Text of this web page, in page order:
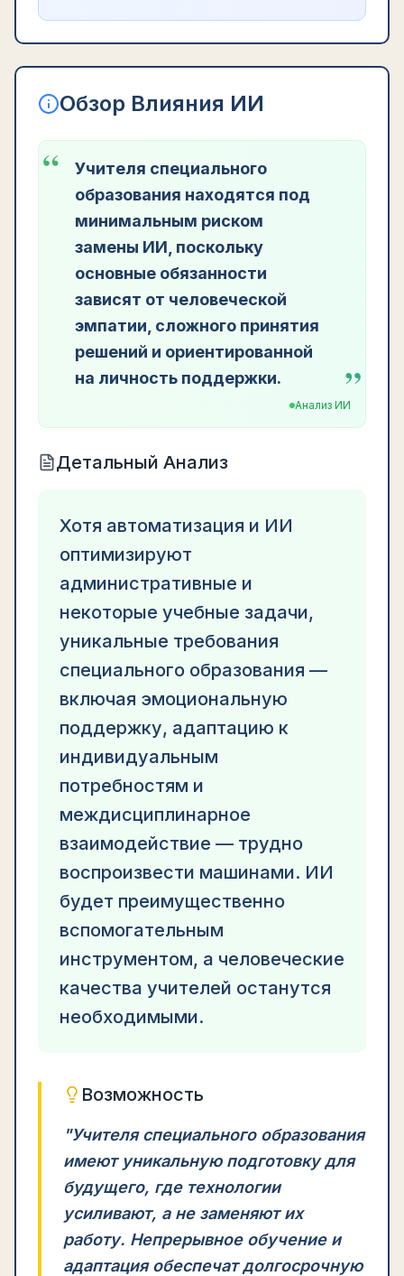
Обзор Влияния ИИ
“
Учителя специального
образования находятся под
минимальным риском
замены ИИ, поскольку
основные обязанности
зависят от человеческой
эмпатии, сложного принятия
решений и ориентированной
на личность поддержки.
”
Анализ ИИ
Детальный Анализ
Хотя автоматизация и ИИ
оптимизируют
административные и
некоторые учебные задачи,
уникальные требования
специального образования —
включая эмоциональную
поддержку, адаптацию к
индивидуальным
потребностям и
междисциплинарное
взаимодействие — трудно
воспроизвести машинами. ИИ
будет преимущественно
вспомогательным
инструментом, а человеческие
качества учителей останутся
необходимыми.
Возможность
"Учителя специального образования
имеют уникальную подготовку для
будущего, где технологии
усиливают, а не заменяют их
работу. Непрерывное обучение и
адаптация обеспечат долгосрочную